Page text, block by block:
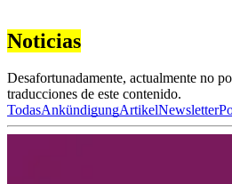
Noticias
Desafortunadamente, actualmente no
traducciones de este contenido.
TodasAnkündigungArtikelNewsletter